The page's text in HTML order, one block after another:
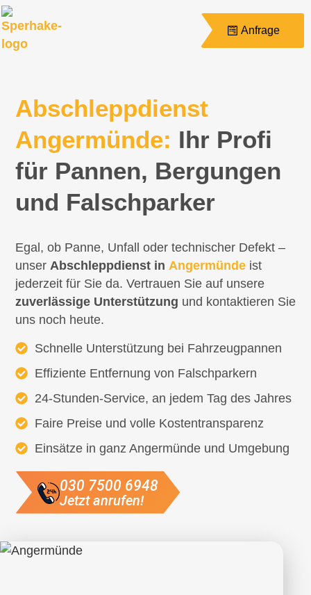
Anfrage
Abschleppdienst
Angermünde: Ihr Profi
für Pannen, Bergungen
und Falschparker
Egal, ob Panne, Unfall oder technischer Defekt –
unserAbschleppdienst inAngermünde ist
jederzeit für Sie da. Vertrauen Sie auf unsere
zuverlässige Unterstützung und kontaktieren Sie
uns noch heute.
Schnelle Unterstützung bei Fahrzeugpannen
Effiziente Entfernung von Falschparkern
24-Stunden-Service, an jedem Tag des Jahres
Faire Preise und volle Kostentransparenz
Einsätze in ganz Angermünde und Umgebung
030 7500 6948
Jetzt anrufen!